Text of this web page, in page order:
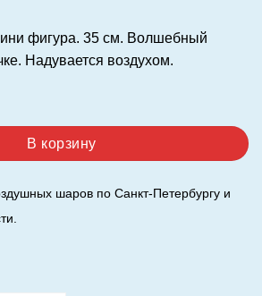
фигура. 35 см. Волшебный
Надувается воздухом.
Шар (14"/35 см.) Фигура-мини.
В корзину
шаров по Санкт-Петербургу и